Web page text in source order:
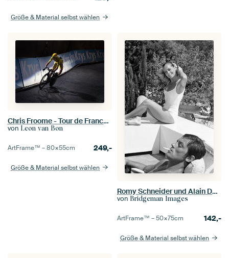
Größe & Material selbst wählen
Chris Froome - Tour de France 2017 - 1
von Leon van Bon
ArtFrame™ –80×55cm 249,-
Größe & Material selbst wählen
Romy Schneider und Alain Delon
von Bridgeman Images
ArtFrame™ –50×75cm 142,-
Größe & Material selbst wählen